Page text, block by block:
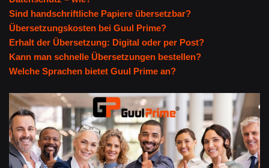
Sind handschriftliche Papiere übersetzbar?
Übersetzungskosten bei Guul Prime?
Erhalt der Übersetzung: Digital oder per Post?
Kann man schnelle Übersetzungen bestellen?
Welche Sprachen bietet Guul Prime an?